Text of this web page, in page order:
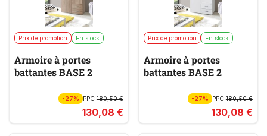
Prix de promotion En stock
Armoire à portes
battantes BASE 2
-27% PPC 180,50 €
130,08 €
Prix de promotion En stock
Armoire à portes
battantes BASE 2
-27% PPC180,50 €
130,08 €